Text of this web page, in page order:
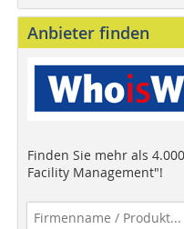
Anbieter finden
Finden Sie mehr als
Facility Management"!